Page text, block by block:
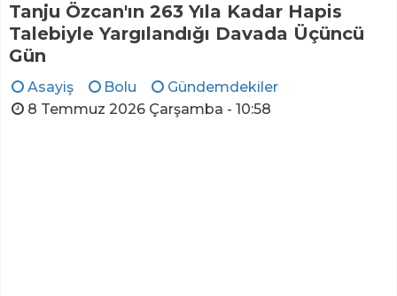
Tanju Özcan'ın 263 Yıla Kadar Hapis
Talebiyle Yargılandığı Davada Üçüncü
Gün
Asayiş Bolu
Gündemdekiler
8 Temmuz 2026 Çarşamba - 10:58